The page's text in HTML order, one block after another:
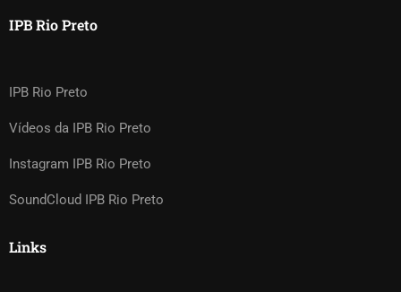
IPB Rio Preto
IPB Rio Preto
Vídeos da IPB Rio Preto
Instagram IPB Rio Preto
SoundCloud IPB Rio Preto
Links